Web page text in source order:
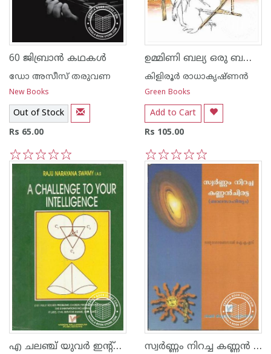
60 ജിബ്രാന്‍ കഥകള്‍
ഡോ അസീസ്‌ തരുവണ
New Books
Out of Stock
Rs 65.00
5
4
3
2
1
ഉമ്മിണി ബല്യ ഒരു ബഷീര്‍
കിളിരൂര്‍ രാധാകൃഷ്ണന്‍
Green Books
Add to Cart
Rs 105.00
5
4
3
2
1
എ ചലഞ്ച് യുവര്‍ ഇന്റ്റെല്ലിജെ‌ന്‍സ് സ്വര്‍ണ്ണം നിറച്ച കണ്ണ‌ന്‍ ചിരട്ട